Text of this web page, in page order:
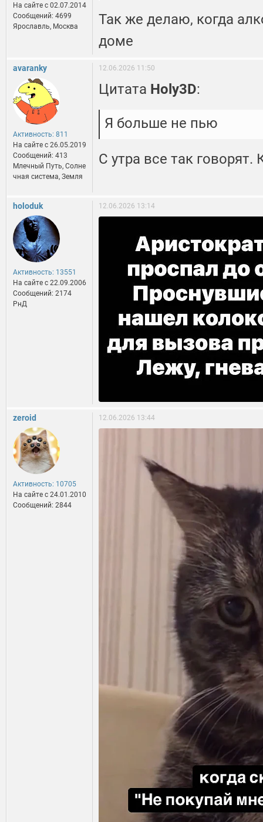
На сайте c 02.07.2014
Сообщений: 4699
Ярославль, Москва
Так же делаю, когда
доме
avaranky
Активность: 811
На сайте c 26.05.2019
Сообщений: 413
Млечный Путь, Солне
чная система, Земля
12.06.2026 11:50
Цитата Holy3D:
Я больше не пью
С утра все так говорят.
holoduk
Активность: 13551
На сайте c 22.09.2006
Сообщений: 2174
РнД
12.06.2026 13:14
zeroid
Активность: 10705
На сайте c 24.01.2010
Сообщений: 2844
12.06.2026 13:44